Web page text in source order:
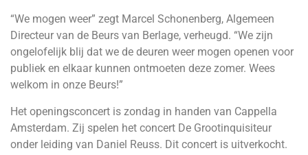
“We mogen weer” zegt Marcel Schonenberg, Algemeen
Directeur van de Beurs van Berlage, verheugd. “We zijn
ongelofelijk blij dat we de deuren weer mogen openen voor
publiek en elkaar kunnen ontmoeten deze zomer. Wees
welkom in onze Beurs!”
Het openingsconcert is zondag in handen van Cappella
Amsterdam. Zij spelen het concert De Grootinquisiteur
onder leiding van Daniel Reuss. Dit concert is uitverkocht.